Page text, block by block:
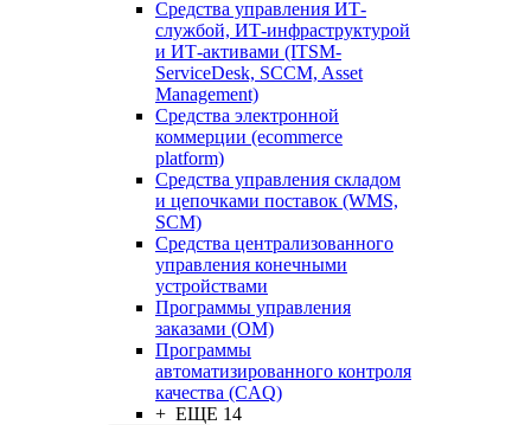
Средства управления ИТ-
службой, ИТ-инфраструктурой
и ИТ-активами (ITSM-
ServiceDesk, SCCM, Asset
Management)
Средства электронной
коммерции (ecommerce
platform)
Средства управления складом
и цепочками поставок (WMS,
SCM)
Средства централизованного
управления конечными
устройствами
Программы управления
заказами (OM)
Программы
автоматизированного контроля
качества (CAQ)
+ ЕЩЕ 14